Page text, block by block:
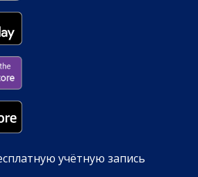
учётную запись